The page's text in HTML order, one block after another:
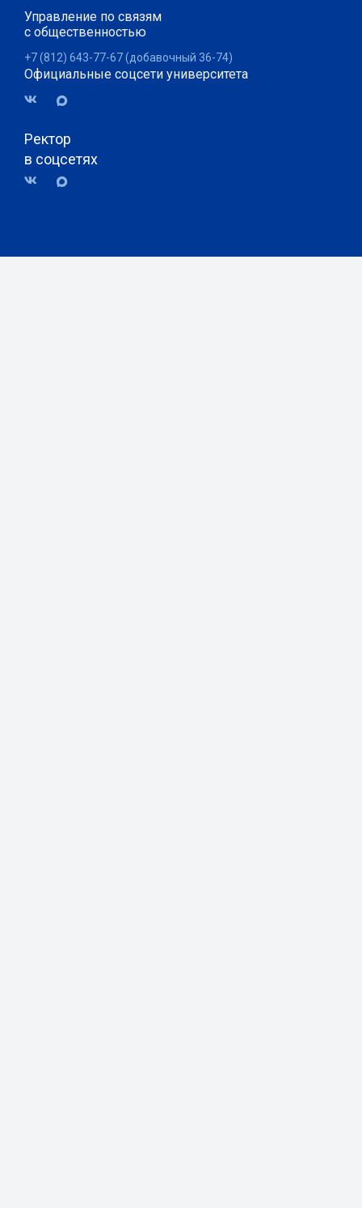
Управление по связям
с общественностью
+7 (812) 643-77-67 (добавочный 36-74)
Официальные соцсети университета
Ректор
в соцсетях